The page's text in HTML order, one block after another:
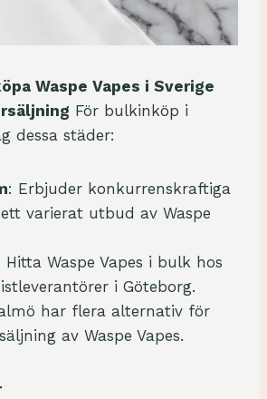
Waspe Vapes i Sverige
För bulkinköp i
dessa städer:
: Erbjuder konkurrenskraftiga
varierat utbud av Waspe
Hitta Waspe Vapes i bulk hos
i Göteborg.
har flera alternativ för
av Waspe Vapes.